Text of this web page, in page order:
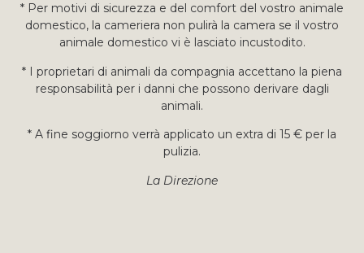
* Per motivi di sicurezza e del comfort del vostro animale
domestico, la cameriera non pulirà la camera se il vostro
animale domestico vi è lasciato incustodito.
* I proprietari di animali da compagnia accettano la piena
responsabilità per i danni che possono derivare dagli
animali.
* A fine soggiorno verrà applicato un extra di 15 € per la
pulizia.
La Direzione